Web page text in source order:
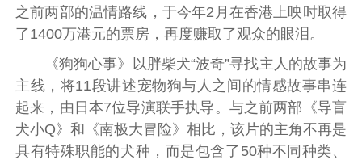
之前两部的温情路线，于今年2月在香港上映时取得
了1400万港元的票房，再度赚取了观众的眼泪。
《狗狗心事》以胖柴犬“波奇”寻找主人的故事为
主线，将11段讲述宠物狗与人之间的情感故事串连
起来，由日本7位导演联手执导。与之前两部《导盲
犬小Q》和《南极大冒险》相比，该片的主角不再是
具有特殊职能的犬种，而是包含了50种不同种类、